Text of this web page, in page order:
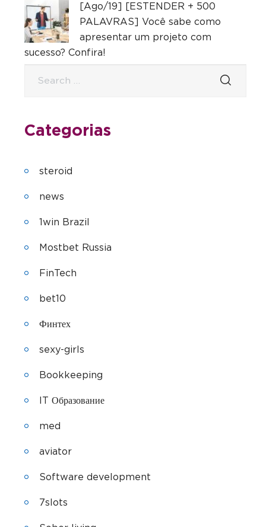
[Ago/19] [ESTENDER + 500
PALAVRAS] Você sabe como
apresentar um projeto com
sucesso? Confira!
Categorias
steroid
news
1win Brazil
Mostbet Russia
FinTech
bet10
Финтех
sexy-girls
Bookkeeping
IT Образование
med
aviator
Software development
7slots